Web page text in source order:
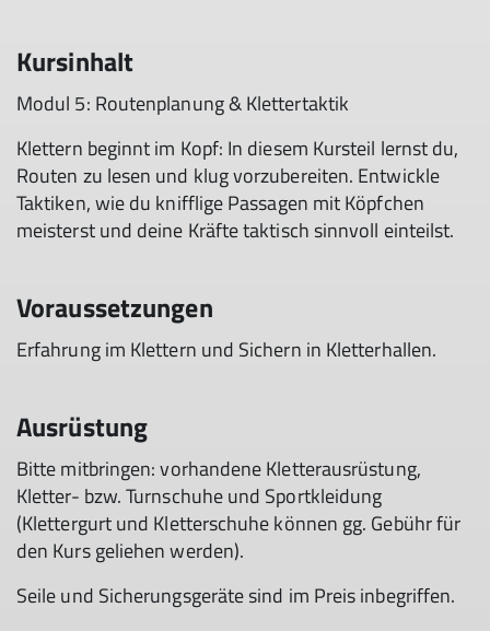
Kursinhalt
Modul 5: Routenplanung & Klettertaktik
Klettern beginnt im Kopf: In diesem Kursteil lernst du,
Routen zu lesen und klug vorzubereiten. Entwickle
Taktiken, wie du knifflige Passagen mit Köpfchen
meisterst und deine Kräfte taktisch sinnvoll einteilst.
Voraussetzungen
Erfahrung im Klettern und Sichern in Kletterhallen.
Ausrüstung
Bitte mitbringen: vorhandene Kletterausrüstung,
Kletter- bzw. Turnschuhe und Sportkleidung
(Klettergurt und Kletterschuhe können gg. Gebühr für
den Kurs geliehen werden).
Seile und Sicherungsgeräte sind im Preis inbegriffen.